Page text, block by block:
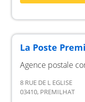
La Poste
Agence postale
8 RUE DE L EGLISE
03410, PREMILHAT